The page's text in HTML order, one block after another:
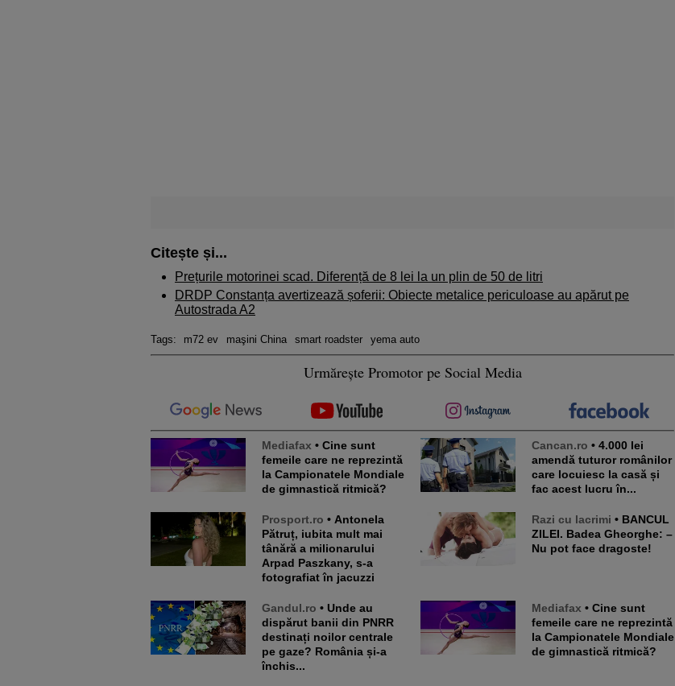
Citește și...
Prețurile motorinei scad. Diferență de 8 lei la un plin de 50 de litri
DRDP Constanța avertizează șoferii: Obiecte metalice periculoase au apărut pe
Autostrada A2
Tags: m72 ev maşini China smart roadster yema auto
Urmărește Promotor pe Social Media
Mediafax • Cine sunt
femeile care ne reprezintă
la Campionatele Mondiale
de gimnastică ritmică?
Cancan.ro • 4.000 lei
amendă tuturor românilor
care locuiesc la casă și
fac acest lucru în...
Prosport.ro • Antonela
Pătruț, iubita mult mai
tânără a milionarului
Arpad Paszkany, s-a
fotografiat în jacuzzi
Razi cu lacrimi • BANCUL
ZILEI. Badea Gheorghe: –
Nu pot face dragoste!
Gandul.ro • Unde au
dispărut banii din PNRR
destinați noilor centrale
pe gaze? România și-a
închis...
Mediafax • Cine sunt
femeile care ne reprezintă
la Campionatele Mondiale
de gimnastică ritmică?